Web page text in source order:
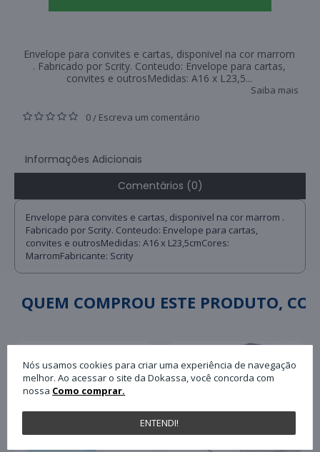
Envelope para convites e cartas, disponivel na cor marrom
. Fabricado por Scrity. Conteudo: Envelope para cartas,
convites e outrosMedidas: A16 x L23,5...
Saiba mais
0 / Escreva um comentário
Informações Adicionais
Comentários (0)
Envelope para convites e cartas, disponivel na cor marrom .
Fabricado por Scrity. Conteudo: Envelope para cartas,
convites e outrosMedidas: A16 x L23,5cmCores:
MarromFabricante: Scrity
QUEM COMPROU ESTE PRODUTO,
Nós usamos cookies para criar uma experiência de navegação
melhor. Ao acessar o site da Dokassa, você concorda com
nossa Como comprar.
ENTENDI!